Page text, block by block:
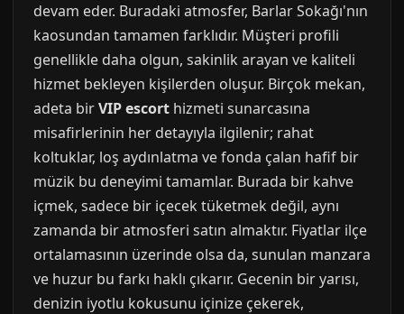
devam eder. Buradaki atmosfer, Barlar Sokağı'nın
kaosundan tamamen farklıdır. Müşteri profili
genellikle daha olgun, sakinlik arayan ve kaliteli
hizmet bekleyen kişilerden oluşur. Birçok mekan,
adeta birVIP escort hizmeti sunarcasına
misafirlerinin her detayıyla ilgilenir; rahat
koltuklar, loş aydınlatma ve fonda çalan hafif bir
müzik bu deneyimi tamamlar. Burada bir kahve
içmek, sadece bir içecek tüketmek değil, aynı
zamanda bir atmosferi satın almaktır. Fiyatlar ilçe
ortalamasının üzerinde olsa da, sunulan manzara
ve huzur bu farkı haklı çıkarır. Gecenin bir yarısı,
denizin iyotlu kokusunu içinize çekerek,